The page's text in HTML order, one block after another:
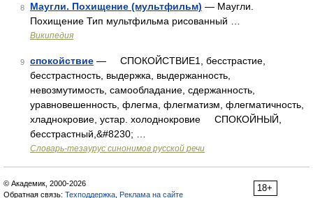
8 Маугли. Похищение (мультфильм) — Маугли.
Похищение Тип мультфильма рисованный …
Википедия
9 спокойствие — СПОКОЙСТВИЕ1, бесстрастие,
бесстрастность, выдержка, выдержанность,
невозмутимость, самообладание, сдержанность,
уравновешенность, флегма, флегматизм, флегматичность,
хладнокровие, устар. холоднокровие СПОКОЙНЫЙ,
бесстрастный,&#8230; …
Словарь-тезаурус синонимов русской речи
18+
© Академик, 2000-2026
Обратная связь: Техподдержка Реклама на сайте